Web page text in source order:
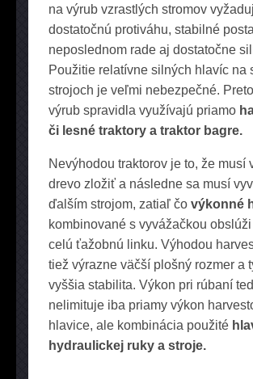
na výrub vzrastlých stromov
dostatočnú protiváhu, stabilné
neposlednom rade aj dostatočne
Použitie relatívne silných hlavíc na
strojoch je veľmi nebezpečné.
výrub spravidla využívajú priamo
či lesné traktory a traktor bagre.
Nevýhodou traktorov je to, že musí
drevo zložiť a následne sa musí
ďalším strojom, zatiaľ čo výkonné
kombinované s vyvážačkou
celú ťažobnú linku. Výhodou
tiež výrazne väčší plošný rozmer a
vyššia stabilita. Výkon pri rúbaní
nelimituje iba priamy výkon
hlavice, ale kombinácia použité
hydraulickej ruky a stroje.